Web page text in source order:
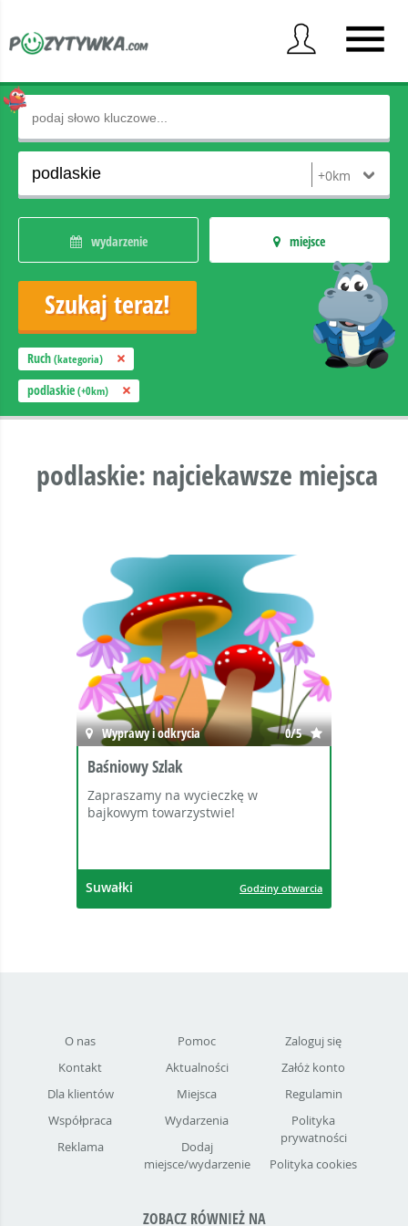
wydarzenie miejsce
Ruch (kategoria)
podlaskie (+0km)
podlaskie: najciekawsze miejsca
Wyprawy i odkrycia 0/5
Baśniowy Szlak
Zapraszamy na wycieczkę w
bajkowym towarzystwie!
Suwałki Godziny otwarcia
O nas
Kontakt
Dla klientów
Współpraca
Reklama
Pomoc
Aktualności
Miejsca
Wydarzenia
Dodaj
miejsce/wydarzenie
Zaloguj się
Załóż konto
Regulamin
Polityka
prywatności
Polityka cookies
ZOBACZ RÓWNIEŻ NA